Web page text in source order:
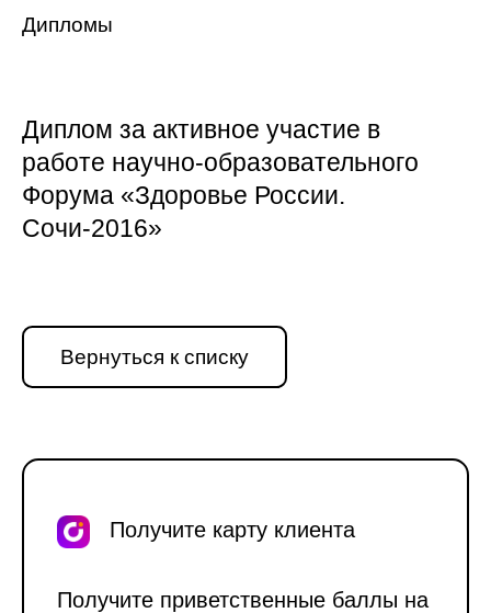
Дипломы
Получите карту клиента
Получите приветственные баллы на
Диплом за активное участие в
работе научно-образовательного
Форума «Здоровье России.
Сочи-2016»
Вернуться к списку